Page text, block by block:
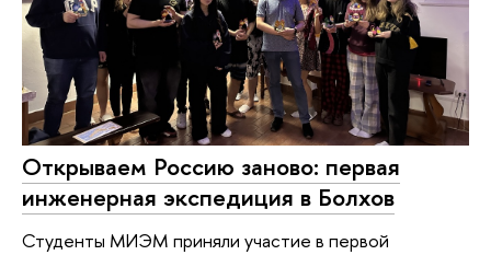
Открываем Россию заново: первая
инженерная экспедиция в Болхов
Студенты МИЭМ приняли участие в первой